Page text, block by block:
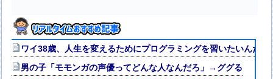
ワイ38歳、人生を変えるためにプログラミングを習いたいんだ
男の子「モモンガの声優ってどんな人なんだろ」→ググる